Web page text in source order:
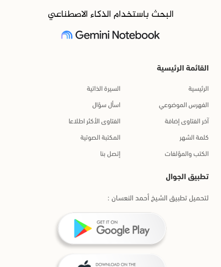
البحث باستخدام الذكاء الاصطناعي
القائمة الرئيسية
الرئيسية
السيرة الذاتية
الفهرس الموضوعي
اسأل سؤال
آخر الفتاوى إضافة
الفتاوى الأكثر اطلاعا
كلمة الشهر
المكتبة الصوتية
الكتب والمؤلفات
إتصل بنا
تطبيق الجوال
لتحميل تطبيق الشيخ أحمد النعسان :